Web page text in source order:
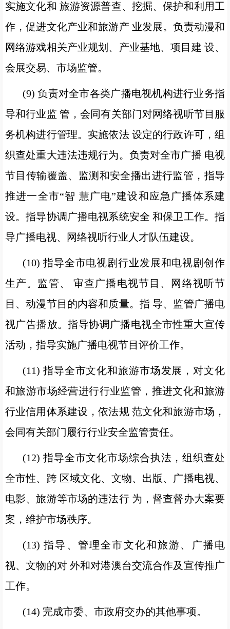
实施文化和 旅游资源普查、挖掘、保护和利用工
作，促进文化产业和旅游产 业发展。负责动漫和
网络游戏相关产业规划、产业基地、项目建 设、
会展交易、市场监管。
(9) 负责对全市各类广播电视机构进行业务指
导和行业监 管，会同有关部门对网络视听节目服
务机构进行管理。实施依法 设定的行政许可，组
织查处重大违法违规行为。负责对全市广播 电视
节目传输覆盖、监测和安全播出进行监管，指导
推进一全市“智 慧广电”建设和应急广播体系建
设。指导协调广播电视系统安全 和保卫工作。指
导广播电视、网络视听行业人才队伍建设。
(10) 指导全市电视剧行业发展和电视剧创作
生产。监管、 审查广播电视节目、网络视听节
目、动漫节目的内容和质量。指 导、监管广播电
视广告播放。指导协调广播电视全市性重大宣传
活动，指导实施广播电视节目评价工作。
(11) 指导全市文化和旅游市场发展，对文化
和旅游市场经营进行行业监管，推进文化和旅游
行业信用体系建设，依法规 范文化和旅游市场，
会同有关部门履行行业安全监管责任。
(12) 指导全市文化市场综合执法，组织查处
全市性、跨 区域文化、文物、出版、广播电视、
电影、旅游等市场的违法行 为，督查督办大案要
案，维护市场秩序。
(13) 指导、管理全市文化和旅游、广播电
视、文物的对 外和对港澳台交流合作及宣传推广
工作。
(14) 完成市委、市政府交办的其他事项。